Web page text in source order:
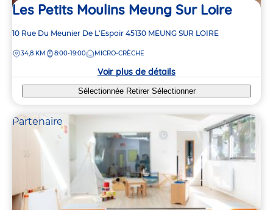
Les Petits Moulins Meung Sur Loire
Adresse
la
10 Rue Du Meunier De L'Espoir 45130 MEUNG SUR LOIRE
DISTANCE
34,8 KM 8:00-19:00 MICRO-CRÈCHE
Voir plus de détails
Sélectionnée Retirer Sélectionner
Partenaire